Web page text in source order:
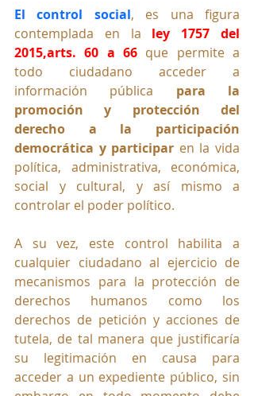
El control social, es una figura
contemplada en la ley 1757 del
2015,arts. 60 a 66 que permite a
todo ciudadano acceder a
información pública para la
promoción y protección del
derecho a la participación
democrática y participar en la vida
política, administrativa, económica,
social y cultural, y así mismo a
controlar el poder político.
A su vez, este control habilita a
cualquier ciudadano al ejercicio de
mecanismos para la protección de
derechos humanos como los
derechos de petición y acciones de
tutela, de tal manera que justificaría
su legitimación en causa para
acceder a un expediente público, sin